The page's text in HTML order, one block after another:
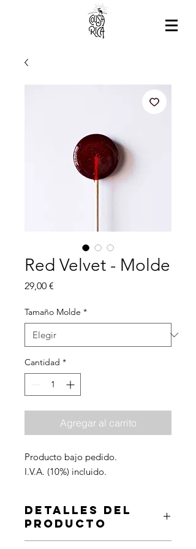
Red Velvet - Molde
29,00 €
Tamaño Molde *
Cantidad *
Agregar al carrito
Producto bajo pedido.
I.V.A. (10%) incluido.
DETALLES DEL
PRODUCTO